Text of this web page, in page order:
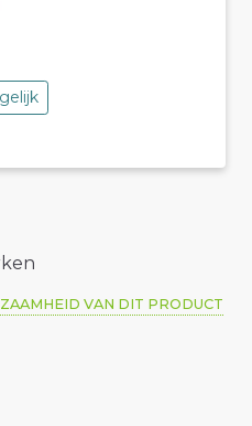
VAN DIT PRODUCT